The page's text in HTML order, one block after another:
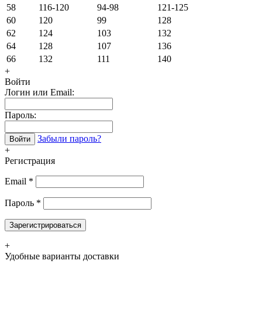
58
116-120 94-98
121-125
60
120 99
128
62
124 103
132
64
128 107
136
66
132 111
140
+
Войти
Логин или Email:
Пароль:
Войти
Забыли пароль?
+
Регистрация
Email *
Пароль *
Зарегистрироваться
+
Удобные варианты доставки